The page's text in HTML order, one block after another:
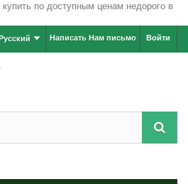
Войти
Написать Нам письмо